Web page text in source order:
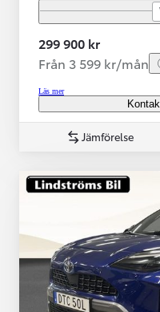
299 900 kr
Från 3 599 kr/mån
Läs mer
Jämförelse